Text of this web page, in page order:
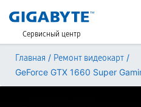
Сервисный центр
Главная / Ремонт видеокарт /
GeForce GTX 1660 Super